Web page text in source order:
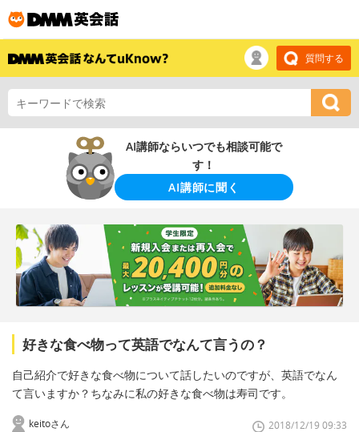
質問する
AI講師ならいつでも相談可能で
す！
AI講師に聞く
好きな食べ物って英語でなんて言うの？
自己紹介で好きな食べ物について話したいのですが、英語でなん
て言いますか？ちなみに私の好きな食べ物は寿司です。
keitoさん 2018/12/19 09:33